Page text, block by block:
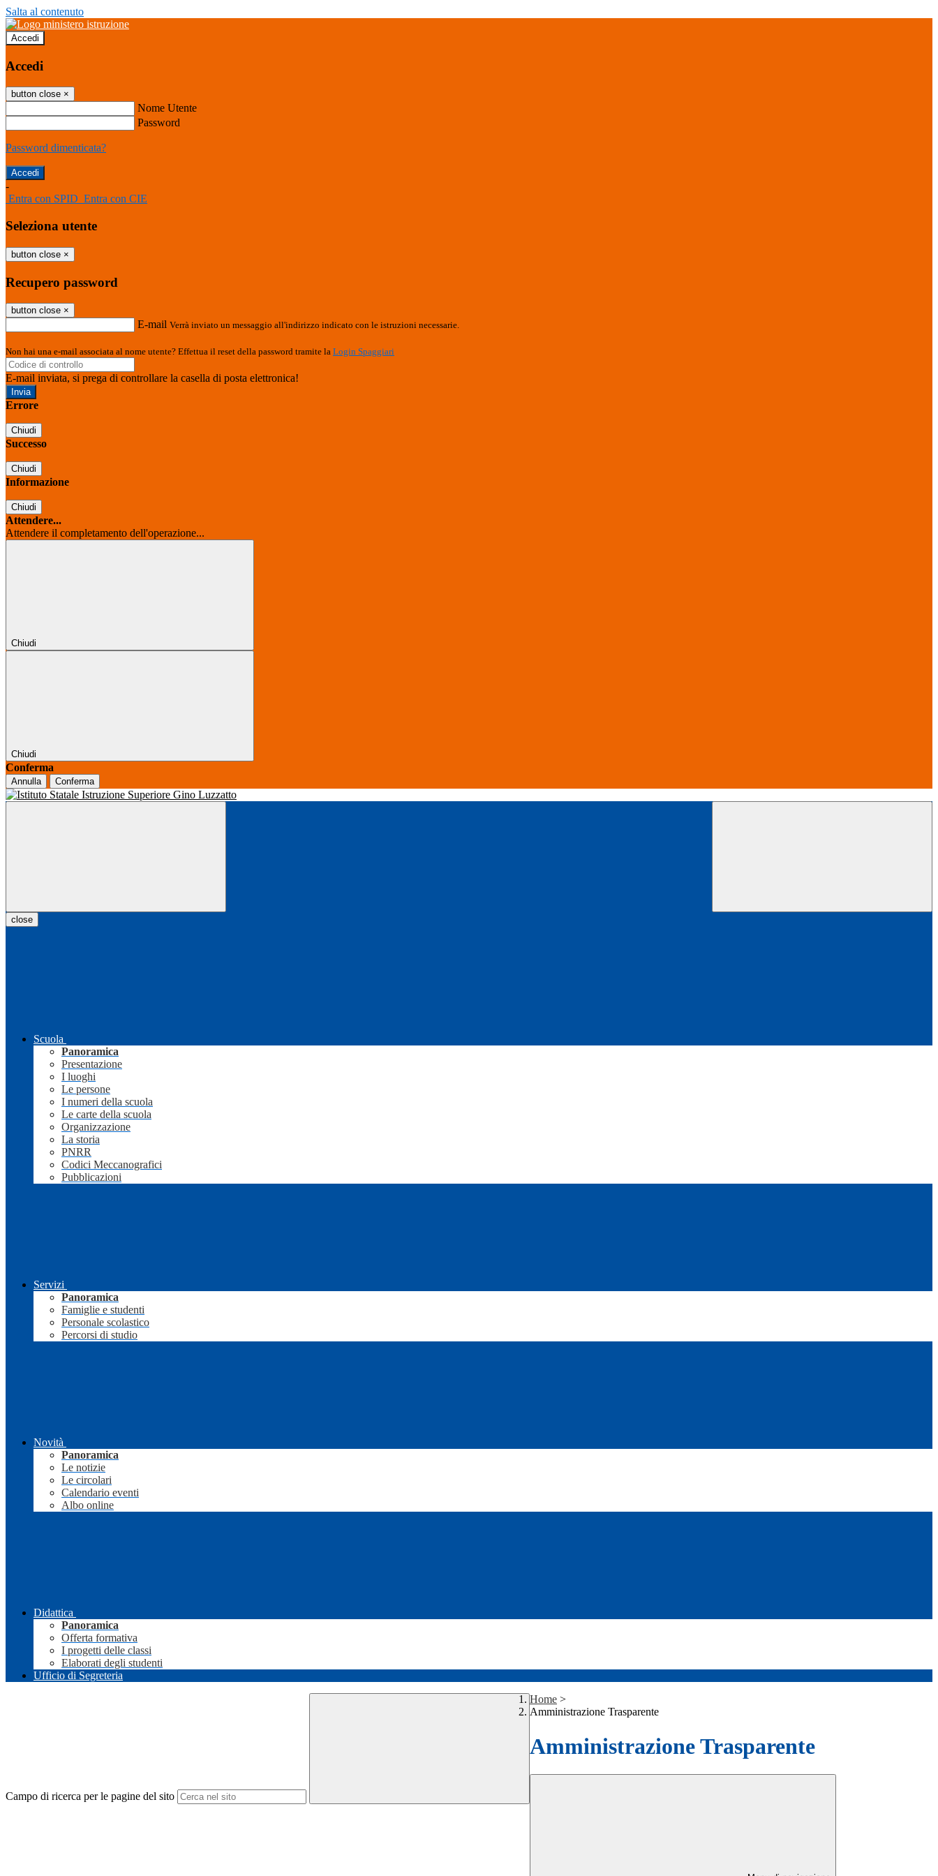
Salta al contenuto
Accedi
Accedi
button close ×
Nome Utente
Password
Password dimenticata?
-
Entra con SPID Entra con CIE
Seleziona utente
button close ×
Recupero password
button close ×
E-mail Verrà inviato un messaggio all'indirizzo indicato con le istruzioni necessarie.
Non hai una e-mail associata al nome utente? Effettua il reset della password tramite la Login Spaggiari
E-mail inviata, si prega di controllare la casella di posta elettronica!
Errore
Chiudi
Successo
Chiudi
Informazione
Chiudi
Attendere...
Attendere il completamento dell'operazione...
Chiudi
Chiudi
Conferma
Annulla Conferma
close
Scuola
Panoramica
Presentazione
I luoghi
Le persone
I numeri della scuola
Le carte della scuola
Organizzazione
La storia
PNRR
Codici Meccanografici
Pubblicazioni
Servizi
Panoramica
Famiglie e studenti
Personale scolastico
Percorsi di studio
Novità
Panoramica
Le notizie
Le circolari
Calendario eventi
Albo online
Didattica
Panoramica
Offerta formativa
I progetti delle classi
Elaborati degli studenti
Ufficio di Segreteria
Campo di ricerca per le pagine del sito
Home >
Amministrazione Trasparente
Amministrazione Trasparente